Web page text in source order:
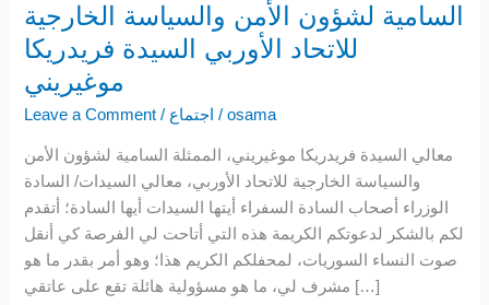
السامية لشؤون الأمن والسياسة الخارجية
للاتحاد الأوربي السيدة فريدريكا
موغيريني
Leave a Comment / اجتماع /osama
معالي السيدة فريدريكا موغيريني، الممثلة السامية لشؤون الأمن
والسياسة الخارجية للاتحاد الأوربي، معالي السيدات/ السادة
الوزراء أصحاب السادة السفراء أيتها السيدات أيها السادة؛ أتقدم
لكم بالشكر لدعوتكم الكريمة هذه التي أتاحت لي الفرصة كي أنقل
صوت النساء السوريات، لمحفلكم الكريم هذا؛ وهو أمر بقدر ما هو
مشرف لي، ما هو مسؤولية هائلة تقع على عاتقي […]
غالية
الرحال
مع
الممثلة
لشؤون
الأمن
والسياسة
الخارجية
للاتحاد
الأوربي